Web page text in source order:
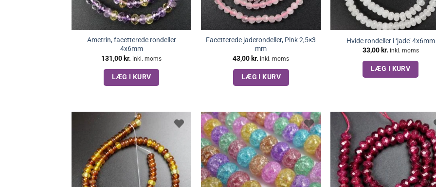
Ametrin, facetterede rondeller
4x6mm
131,00 kr. inkl. moms
LÆG I KURV
Facetterede jaderondeller, Pink 2,5×3
mm
43,00 kr. inkl. moms
LÆG I KURV
Hvide rondeller i ‘jade’ 4x6mm
33,00kr. inkl. moms
LÆG I KURV